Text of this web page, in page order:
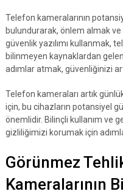
Telefon kameralarının
bulundurarak, önlem almak
güvenlik yazılımı kullanmak,
bilinmeyen kaynaklardan
adımlar atmak, güvenliğinizi
Telefon kameraları artık
için, bu cihazların potansiyel
önemlidir. Bilinçli kullanım ve
gizliliğimizi korumak için
Görünmez
Kameralarının